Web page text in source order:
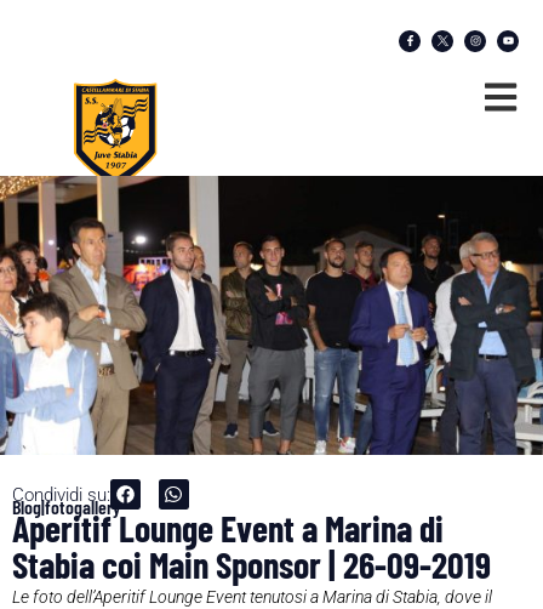
Condividi su:
Blog|fotogallery
Aperitif Lounge Event a Marina di
Stabia coi Main Sponsor | 26-09-2019
Le foto dell’Aperitif Lounge Event tenutosi a Marina di Stabia, dove il